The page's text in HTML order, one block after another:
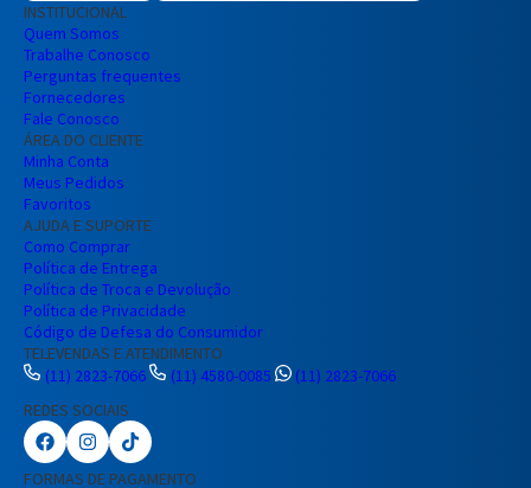
INSTITUCIONAL
Quem Somos
Trabalhe Conosco
Perguntas frequentes
Fornecedores
Fale Conosco
ÁREA DO CLIENTE
Minha Conta
Meus Pedidos
Favoritos
AJUDA E SUPORTE
Como Comprar
Política de Entrega
Política de Troca e Devolução
Política de Privacidade
Código de Defesa do Consumidor
TELEVENDAS E ATENDIMENTO
(11) 2823-7066
(11) 4580-0085
(11) 2823-7066
REDES SOCIAIS
FORMAS DE PAGAMENTO